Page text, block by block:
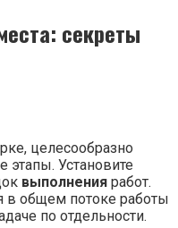
секреты
целесообразно
этапы. Установите
выполнения работ.
в общем потоке работы
по отдельности.